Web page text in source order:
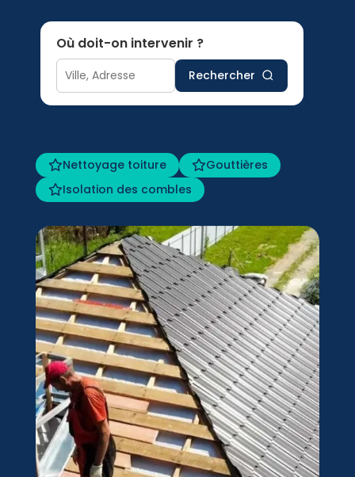
Où doit-on intervenir ?
Rechercher
Nettoyage toiture
Gouttières
Isolation des combles